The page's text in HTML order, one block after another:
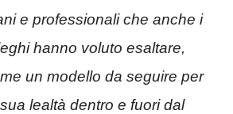
e professionali che anche i
hanno voluto esaltare,
un modello da seguire per
lealtà dentro e fuori dal